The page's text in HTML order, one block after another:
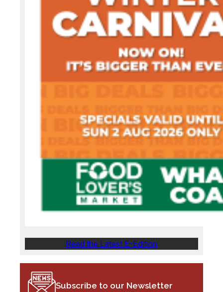
Read the Latest E-Edition
Subscribe to our Newsletter